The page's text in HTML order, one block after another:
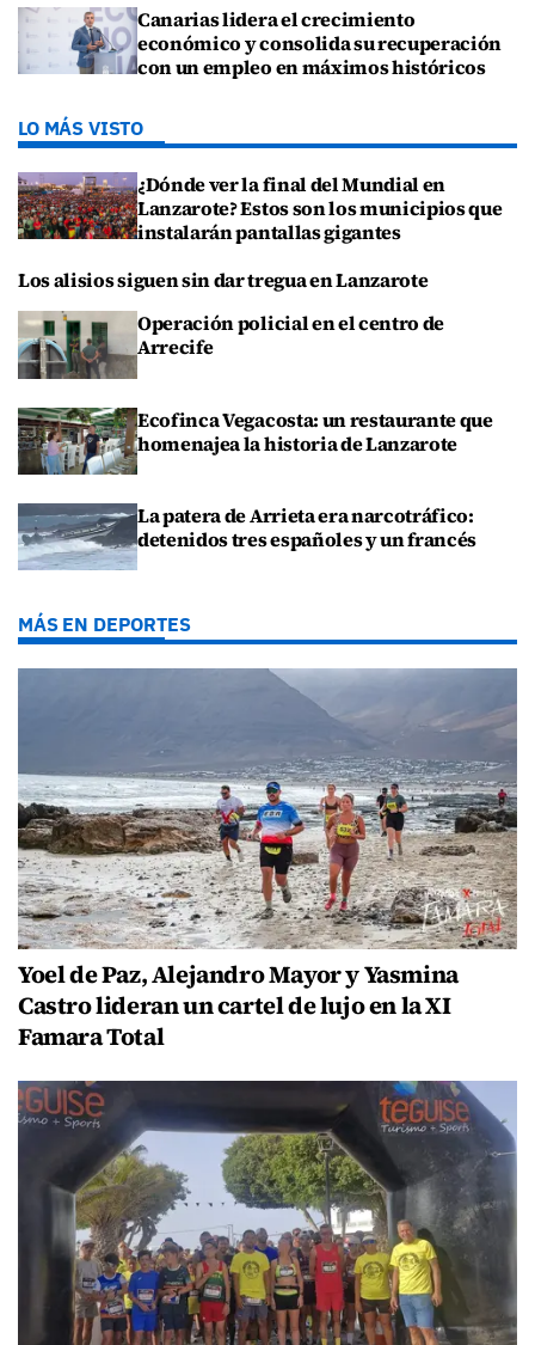
Canarias lidera el crecimiento
económico y consolida su recuperación
con un empleo en máximos históricos
LO MÁS VISTO
¿Dónde ver la final del Mundial en
Lanzarote? Estos son los municipios que
instalarán pantallas gigantes
Los alisios siguen sin dar tregua en Lanzarote
Operación policial en el centro de
Arrecife
Ecofinca Vegacosta: un restaurante que
homenajea la historia de Lanzarote
La patera de Arrieta era narcotráfico:
detenidos tres españoles y un francés
MÁS EN DEPORTES
Yoel de Paz, Alejandro Mayor y Yasmina
Castro lideran un cartel de lujo en la XI
Famara Total